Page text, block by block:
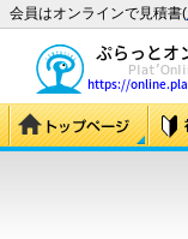
会員はオンラインで見積書(